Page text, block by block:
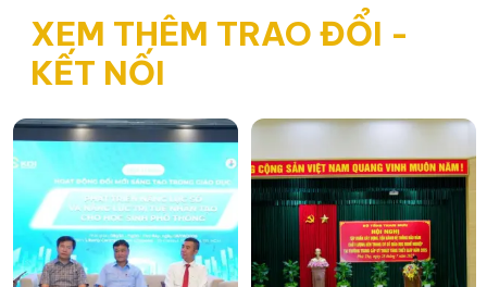
XEM THÊM TRAO ĐỔI -
KẾT NỐI